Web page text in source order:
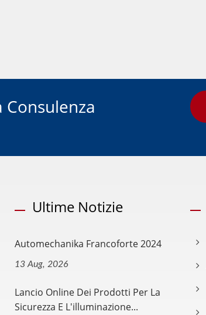
Consulenza
Ultime Notizie
Automechanika Francoforte 2024
13 Aug, 2026
Lancio Online Dei Prodotti Per La
Sicurezza E L'illuminazione...